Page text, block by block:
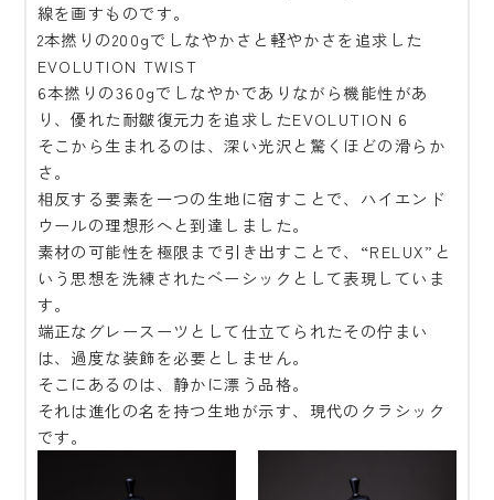
線を画すものです。
2本撚りの200gでしなやかさと軽やかさを追求した
EVOLUTION TWIST
6本撚りの360gでしなやかでありながら機能性があ
り、優れた耐皺復元力を追求したEVOLUTION 6
そこから生まれるのは、深い光沢と驚くほどの滑らか
さ。
相反する要素を一つの生地に宿すことで、ハイエンド
ウールの理想形へと到達しました。
素材の可能性を極限まで引き出すことで、“RELUX”と
いう思想を洗練されたベーシックとして表現していま
す。
端正なグレースーツとして仕立てられたその佇まい
は、過度な装飾を必要としません。
そこにあるのは、静かに漂う品格。
それは進化の名を持つ生地が示す、現代のクラシック
です。